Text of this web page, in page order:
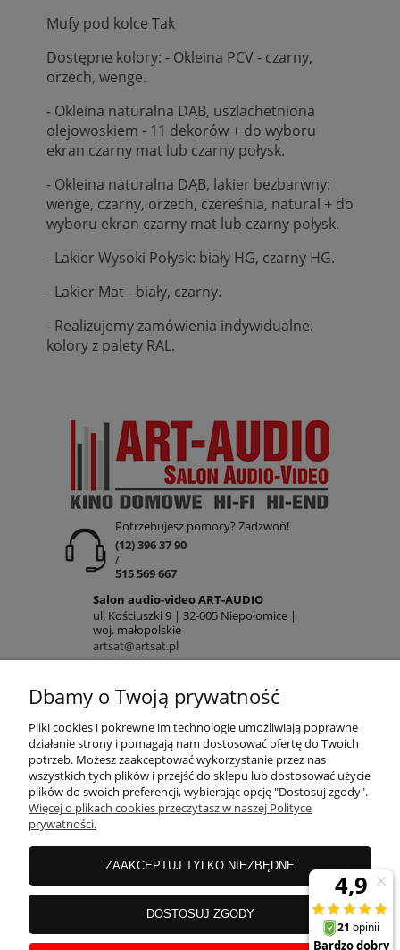
Mufy pod kolce Tak
Dostępne kolory: - Okleina PCV - czarny,
orzech, wenge.
- Okleina naturalna DĄB, uszlachetniona
olejowoskiem - 11 dekorów + do wyboru
ekran czarny mat lub czarny połysk.
- Okleina naturalna DĄB, lakier bezbarwny:
wenge, czarny, orzech, czereśnia, natural + do
wyboru ekran czarny mat lub czarny połysk.
- Lakier Wysoki Połysk: biały HG, czarny HG.
- Lakier Mat - biały, czarny.
- Realizujemy zamówienia indywidualne:
kolory z palety RAL.
Potrzebujesz pomocy? Zadzwoń!
(12) 396 37 90
/
515 569 667
Salon audio-video ART-AUDIO
ul. Kościuszki 9 | 32-005 Niepołomice |
woj. małopolskie
artsat@artsat.pl
NIP: 6782225502 | REGON: 120645712
POMOC
MOJE KONTO
PŁATNOŚCI
INFORMACJE
Dbamy o Twoją prywatność
Pliki cookies i pokrewne im technologie umożliwiają poprawne
działanie strony i pomagają nam dostosować ofertę do Twoich
potrzeb. Możesz zaakceptować wykorzystanie przez nas
wszystkich tych plików i przejść do sklepu lub dostosować użycie
plików do swoich preferencji, wybierając opcję "Dostosuj zgody".
Więcej o plikach cookies przeczytasz w naszej Polityce
prywatności.
ZAAKCEPTUJ TYLKO NIEZBĘDNE
DOSTOSUJ ZGODY